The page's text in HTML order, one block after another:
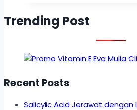
Trending Post
Recent Posts
Salicylic Acid Jerawat dengan